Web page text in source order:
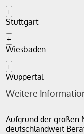
+
Stuttgart
+
Wiesbaden
+
Wuppertal
Weitere
Aufgrund der großen
deutschlandweit